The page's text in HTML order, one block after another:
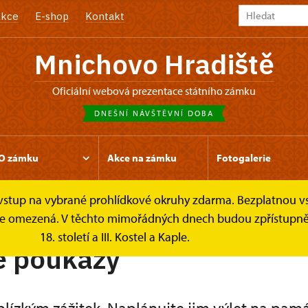
E-shop Kontakt
Mnichovo Hradiště
oficiální webová prezentace státního zámku
DNEŠNÍ NÁVŠTĚVNÍ DOBA
zámku Akce na zámku Fotogalerie
na vybrané prohlídkové okruhy zdarma. Bezplatnou
V těchto mimořádných dnech budou
18. století a III. Kostel a Kaple.
poukazy Dárkové poukazy
poukazy